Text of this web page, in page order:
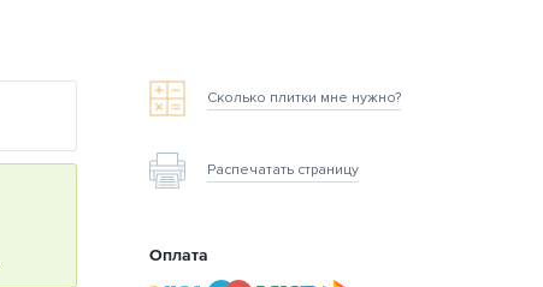
Сколько плитки мне нужно?
Распечатать страницу
Оплата